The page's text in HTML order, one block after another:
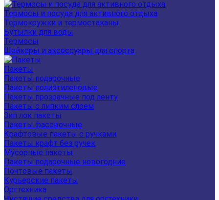
Термосы и посуда для активного отдыха
Термокружки и термостаканы
Бутылки для воды
Термосы
Шейкеры и аксессуары для спорта
Пакеты
Пакеты подарочные
Пакеты полиэтиленовые
Пакеты прозрачные под ленту
Пакеты с липким слоем
Зип лок пакеты
Пакеты фасовочные
Крафтовые пакеты с ручками
Пакеты крафт без ручек
Мусорные пакеты
Пакеты подарочные новогодние
Почтовые пакеты
Курьерские пакеты
Оргтехника